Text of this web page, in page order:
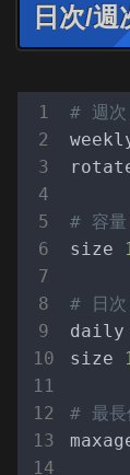
日次/
# 週次
# 容量
size
# 日次
daily
size
# 最長